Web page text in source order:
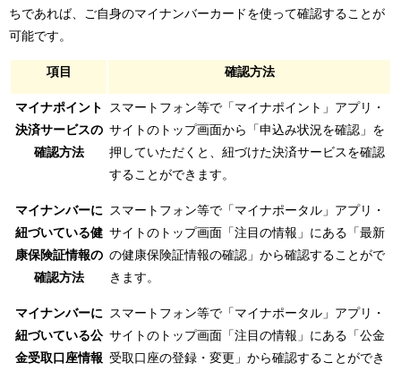
ちであれば、ご自身のマイナンバーカードを使って確認することが
可能です。
項目 確認方法
マイナポイント
決済サービスの
確認方法
スマートフォン等で「マイナポイント」アプリ・
サイトのトップ画面から「申込み状況を確認」を
押していただくと、紐づけた決済サービスを確認
することができます。
マイナンバーに
紐づいている健
康保険証情報の
確認方法
スマートフォン等で「マイナポータル」アプリ・
サイトのトップ画面「注目の情報」にある「最新
の健康保険証情報の確認」から確認することがで
きます。
マイナンバーに
紐づいている公
金受取口座情報
スマートフォン等で「マイナポータル」アプリ・
サイトのトップ画面「注目の情報」にある「公金
受取口座の登録・変更」から確認することができ